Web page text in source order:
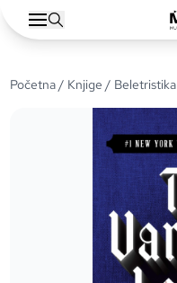
Početna/ Knjige / Beletristika